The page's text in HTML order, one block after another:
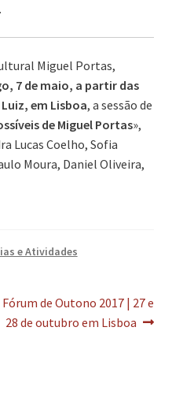
Miguel Portas,
7 de maio, a partir das
em Lisboa, a sessão de
de Miguel Portas»,
Lucas Coelho, Sofia
Moura, Daniel Oliveira,
e Atividades
Artigo
seguinte:
Fórum de Outono 2017 | 27 e
28 de outubro em Lisboa